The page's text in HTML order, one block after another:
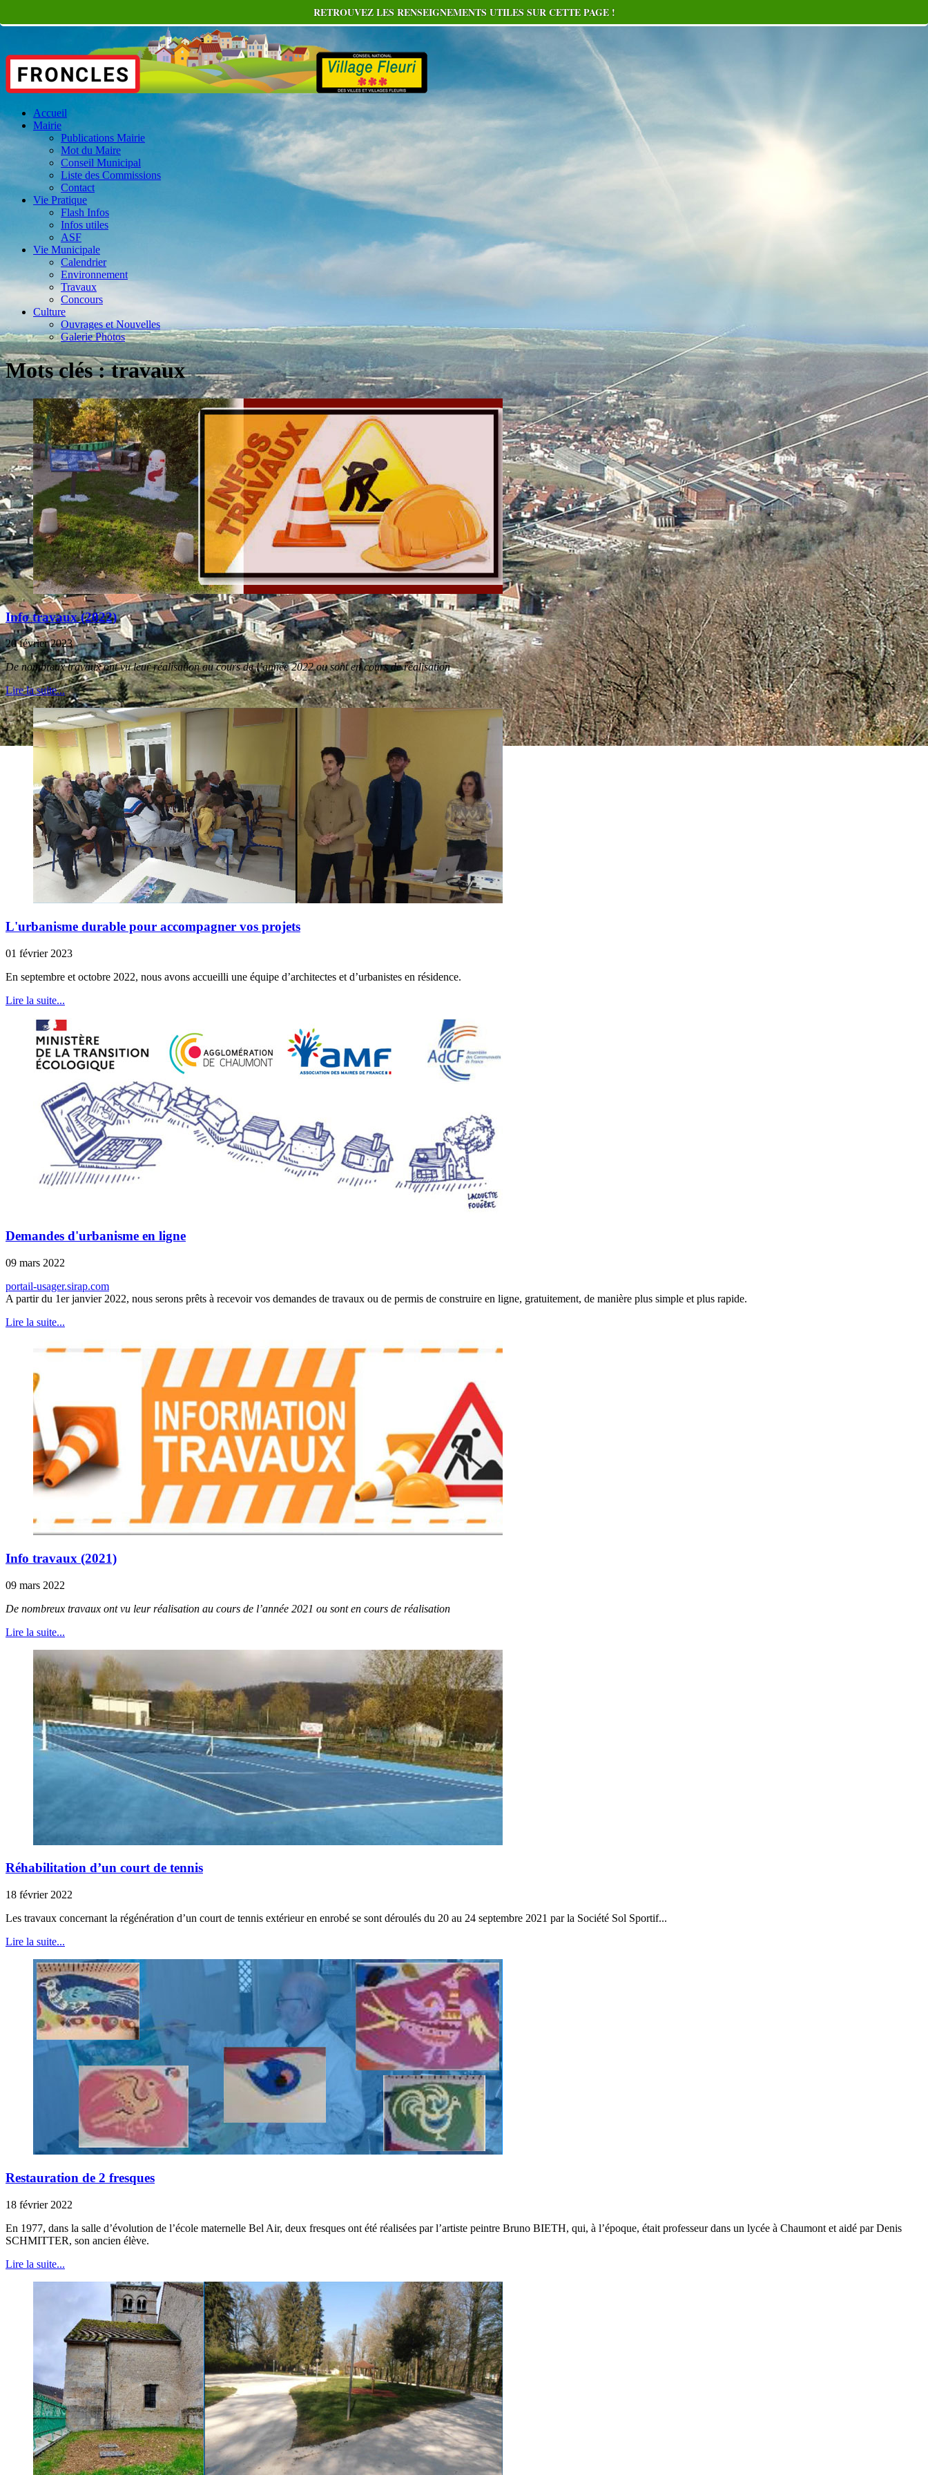
Accueil
Mairie
Publications Mairie
Mot du Maire
Conseil Municipal
Liste des Commissions
Contact
Vie Pratique
Flash Infos
Infos utiles
ASF
Vie Municipale
Calendrier
Environnement
Travaux
Concours
Culture
Ouvrages et Nouvelles
Galerie Photos
Mots clés : travaux
Info travaux (2022)
20 février 2023
De nombreux travaux ont vu leur réalisation au cours de l’année 2022 ou sont en cours de réalisation
Lire la suite...
L'urbanisme durable pour accompagner vos projets
01 février 2023
En septembre et octobre 2022, nous avons accueilli une équipe d’architectes et d’urbanistes en résidence.
Lire la suite...
Demandes d'urbanisme en ligne
09 mars 2022
portail-usager.sirap.com
A partir du 1er janvier 2022, nous serons prêts à recevoir vos demandes de travaux ou de permis de construire en ligne, gratuitement, de manière plus simple et plus rapide.
Lire la suite...
Info travaux (2021)
09 mars 2022
De nombreux travaux ont vu leur réalisation au cours de l’année 2021 ou sont en cours de réalisation
Lire la suite...
Réhabilitation d’un court de tennis
18 février 2022
Les travaux concernant la régénération d’un court de tennis extérieur en enrobé se sont déroulés du 20 au 24 septembre 2021 par la Société Sol Sportif...
Lire la suite...
Restauration de 2 fresques
18 février 2022
En 1977, dans la salle d’évolution de l’école maternelle Bel Air, deux fresques ont été réalisées par l’artiste peintre Bruno BIETH, qui, à l’époque, était professeur dans un lycée à Chaumont et aidé par Denis
SCHMITTER, son ancien élève.
Lire la suite...
RETROUVEZ LES RENSEIGNEMENTS UTILES SUR CETTE PAGE !